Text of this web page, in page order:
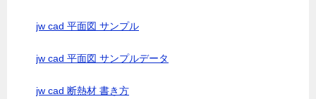
jw cad 平面図 サンプル
jw cad 平面図 サンプルデータ
jw cad 断熱材 書き方